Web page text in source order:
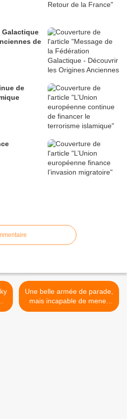
Galactique
de
de
Une belle armée de parade,
mais incapable de mener
une guerre de haute